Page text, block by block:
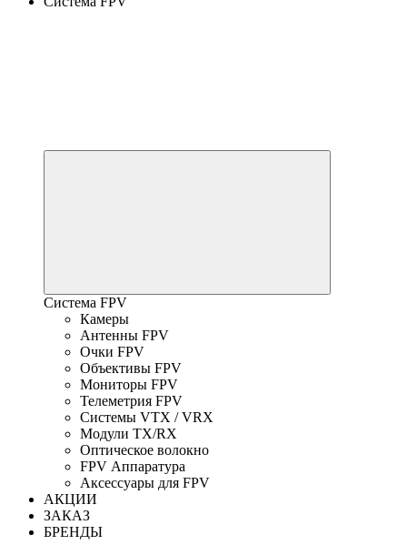
Система FPV
Камеры
Антенны FPV
Очки FPV
Объективы FPV
Мониторы FPV
Телеметрия FPV
Системы VTX / VRX
Модули TX/RX
Оптическое волокно
FPV Аппаратура
Аксессуары для FPV
АКЦИИ
ЗАКАЗ
БРЕНДЫ